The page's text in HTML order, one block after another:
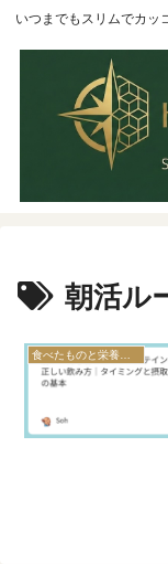
いつまでもスリムでカッ
朝活ル
食べたものと栄養のこと